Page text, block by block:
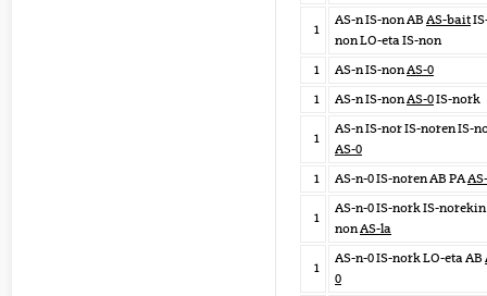
1
AS-n IS-non AB AS-bait
non LO-eta IS-non
1
AS-n IS-nonAS-0
1
AS-n IS-nonAS-0IS-nork
1
AS-n IS-nor IS-noren IS-
AS-0
1
AS-n-0 IS-noren AB PA
1
AS-n-0 IS-nork IS-norekin
nonAS-la
1
AS-n-0 IS-nork LO-eta AB
0